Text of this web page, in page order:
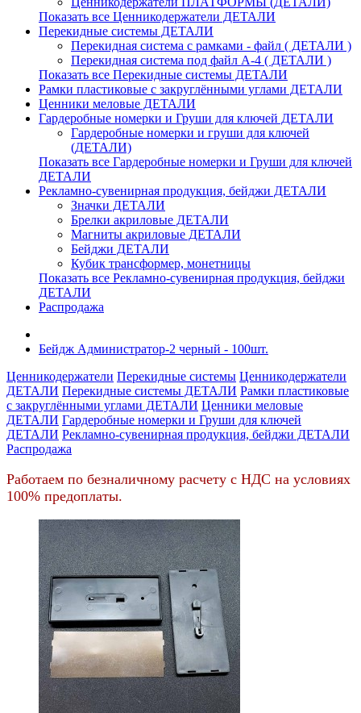
Показать все Ценникодержатели ДЕТАЛИ
Перекидные системы ДЕТАЛИ
Перекидная система с рамками - файл ( ДЕТАЛИ )
Перекидная система под файл А-4 ( ДЕТАЛИ )
Показать все Перекидные системы ДЕТАЛИ
Рамки пластиковые c закруглёнными углами ДЕТАЛИ
Ценники меловые ДЕТАЛИ
Гардеробные номерки и Груши для ключей ДЕТАЛИ
Гардеробные номерки и груши для ключей
(ДЕТАЛИ)
Показать все Гардеробные номерки и Груши для ключей
ДЕТАЛИ
Рекламно-сувенирная продукция, бейджи ДЕТАЛИ
Значки ДЕТАЛИ
Брелки акриловые ДЕТАЛИ
Магниты акриловые ДЕТАЛИ
Бейджи ДЕТАЛИ
Кубик трансформер, монетницы
Показать все Рекламно-сувенирная продукция, бейджи
ДЕТАЛИ
Распродажа
Бейдж Администратор-2 черный - 100шт.
Ценникодержатели Перекидные системы Ценникодержатели
ДЕТАЛИ Перекидные системы ДЕТАЛИ Рамки пластиковые
c закруглёнными углами ДЕТАЛИ Ценники меловые
ДЕТАЛИ Гардеробные номерки и Груши для ключей
ДЕТАЛИ Рекламно-сувенирная продукция, бейджи ДЕТАЛИ
Распродажа
Работаем по безналичному расчету с НДС на условиях
100% предоплаты.